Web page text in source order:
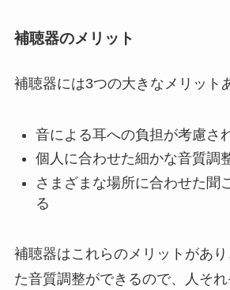
補聴器のメリット
補聴器には3つの大きなメリット
音による耳への負担が考慮さ
個人に合わせた細かな音質調
さまざまな場所に合わせた聞
る
補聴器はこれらのメリットがあ
た音質調整ができるので、人そ